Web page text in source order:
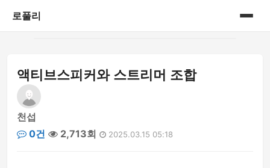
로풀리
게시판
액티브스피커와 스트리머 조합
천섭
0건
2,713회 2025.03.15 05:18